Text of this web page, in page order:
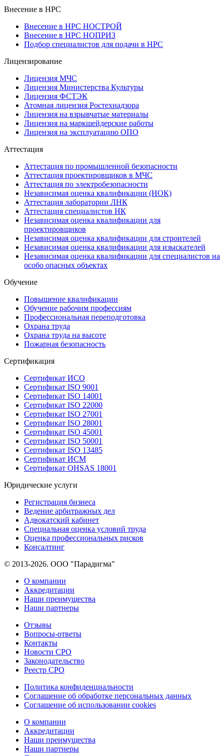
Внесение в НРС
Внесение в НРС НОСТРОЙ
Внесение в НРС НОПРИЗ
Подбор специалистов для подачи в НРС
Лицензирование
Лицензия МЧС
Лицензия Министерства Культуры
Лицензия ФСТЭК
Атомная лицензия Ростехнадзора
Лицензия на взрывчатые материалы
Лицензия на маркшейдерские работы
Лицензия на эксплуатацию ОПО
Аттестация
Аттестация по промышленной безопасности
Аттестация проектировщиков в МЧС
Аттестация по электробезопасности
Независимая оценка квалификации (НОК)
Аттестация лаборатории ЛНК
Аттестация специалистов НК
Независимая оценка квалификации для
проектировщиков
Независимая оценка квалификации для строителей
Независимая оценка квалификации для изыскателей
Независимая оценка квалификации для специалистов на
особо опасных объектах
Обучение
Повышение квалификации
Обучение рабочим профессиям
Профессиональная переподготовка
Охрана труда
Охрана труда на высоте
Пожарная безопасность
Сертификация
Сертификат ИСО
Сертификат ISO 9001
Сертификат ISO 14001
Сертификат ISO 22000
Сертификат ISO 27001
Сертификат ISO 28001
Сертификат ISO 45001
Сертификат ISO 50001
Сертификат ISO 13485
Сертификат ИСМ
Сертификат OHSAS 18001
Юридические услуги
Регистрация бизнеса
Ведение арбитражных дел
Адвокатский кабинет
Специальная оценка условий труда
Оценка профессиональных рисков
Консалтинг
© 2013-2026. ООО "Парадигма"
О компании
Аккредитации
Наши преимущества
Наши партнеры
Отзывы
Вопросы-ответы
Контакты
Новости СРО
Законодательство
Реестр СРО
Политика конфиденциальности
Соглашение об обработке персональных данных
Соглашение об использовании cookies
О компании
Аккредитации
Наши преимущества
Наши партнеры